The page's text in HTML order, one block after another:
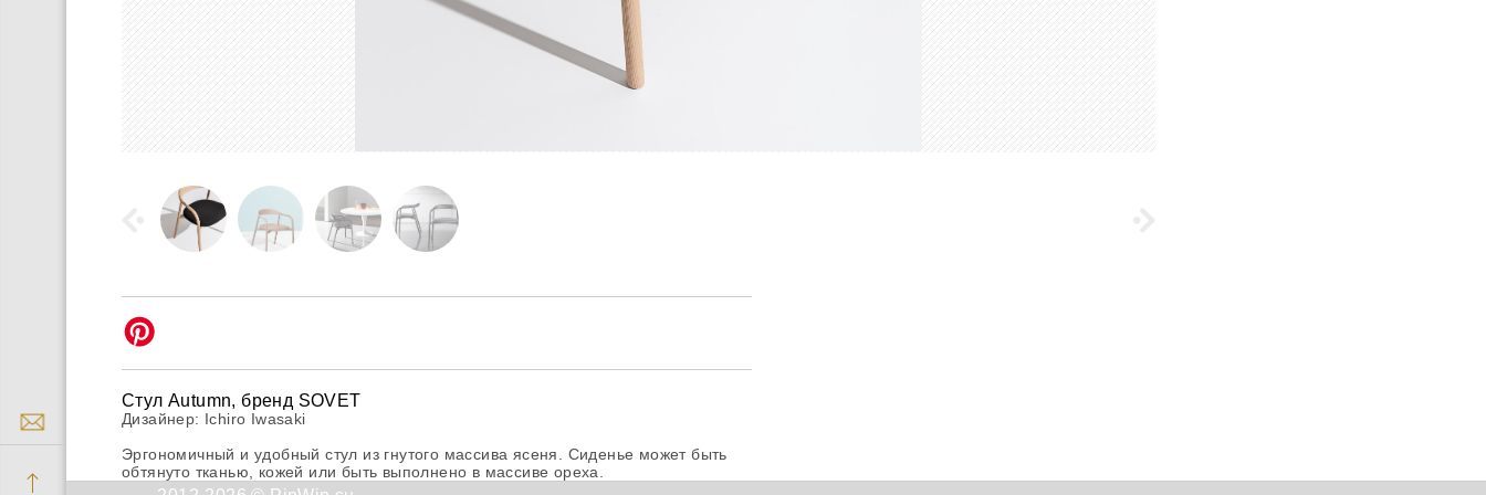
Стул Autumn, бренд SOVET
Дизайнер: Ichiro Iwasaki
Эргономичный и удобный стул из гнутого массива ясеня. Сиденье может быть
обтянуто тканью, кожей или быть выполнено в массиве ореха.